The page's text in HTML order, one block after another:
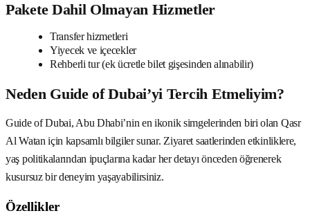
Pakete Dahil Olmayan Hizmetler
Transfer hizmetleri
Yiyecek ve içecekler
Rehberli tur (ek ücretle bilet gişesinden alınabilir)
Neden Guide of Dubai’yi Tercih Etmeliyim?
Guide of Dubai, Abu Dhabi’nin en ikonik simgelerinden biri olan Qasr
Al Watan için kapsamlı bilgiler sunar. Ziyaret saatlerinden etkinliklere,
yaş politikalarından ipuçlarına kadar her detayı önceden öğrenerek
kusursuz bir deneyim yaşayabilirsiniz.
Özellikler